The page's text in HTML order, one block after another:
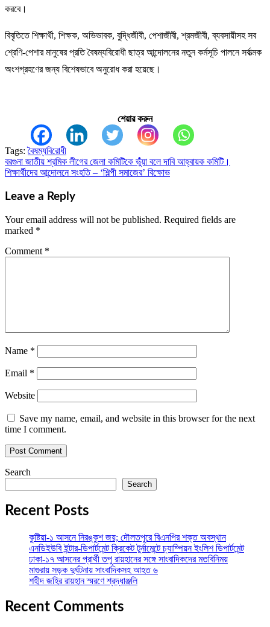
করবে।
বিবৃতিতে শিক্ষার্থী, শিক্ষক, অভিভাবক, বুদ্ধিজীবী, পেশাজীবী, শ্রমজীবী, ব্যবসায়ীসহ সব
শ্রেণি-পেশার মানুষের প্রতি বৈষম্যবিরোধী ছাত্র আন্দোলনের নতুন কর্মসূচি পালনে সর্বাত্মক
অংশগ্রহণের জন্য বিশেষভাবে অনুরোধ করা হয়েছে।
শেয়ার করুন
Tags: বৈষম্যবিরোধী
Post
navigation
বরগুনা জাতীয় শ্রমিক লীগের জেলা কমিটিকে ভুঁঁয়া বলে দাবি আহ্বায়ক কমিটি।
শিক্ষার্থীদের আন্দোলনে সংহতি – ‘শিল্পী সমাজের’ বিক্ষোভ
Leave a Reply
Your email address will not be published. Required fields are
marked *
Comment *
Name *
Email *
Website
Save my name, email, and website in this browser for the next
time I comment.
Search
Search
Recent Posts
কুষ্টিয়া-১ আসনে নিরঙ্কুশ জয়; দৌলতপুরে বিএনপির শক্ত অবস্থান
এনডিইউবি ইন্টার-ডিপার্টমেন্ট ক্রিকেট টুর্নামেন্টে চ্যাম্পিয়ন ইংলিশ ডিপার্টমেন্ট
ঢাকা-১৭ আসনের প্রার্থী তপু রায়হানের সঙ্গে সাংবাদিকদের মতবিনিময়
মাগুরায় সড়ক দুর্ঘটনায় সাংবাদিকসহ আহত ৬
শহীদ জহির রায়হান স্মরণে শ্রদ্ধাঞ্জলি
Recent Comments